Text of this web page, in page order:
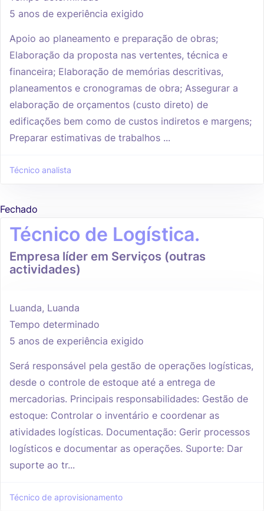
5 anos de experiência exigido
Apoio ao planeamento e preparação de obras;
Elaboração da proposta nas vertentes, técnica e
financeira; Elaboração de memórias descritivas,
planeamentos e cronogramas de obra; Assegurar a
elaboração de orçamentos (custo direto) de
edificações bem como de custos indiretos e margens;
Preparar estimativas de trabalhos ...
Técnico analista
Fechado
Técnico de Logística.
Empresa líder em Serviços (outras
actividades)
Luanda, Luanda
Tempo determinado
5 anos de experiência exigido
Será responsável pela gestão de operações logísticas,
desde o controle de estoque até a entrega de
mercadorias. Principais responsabilidades: Gestão de
estoque: Controlar o inventário e coordenar as
atividades logísticas. Documentação: Gerir processos
logísticos e documentar as operações. Suporte: Dar
suporte ao tr...
Técnico de aprovisionamento